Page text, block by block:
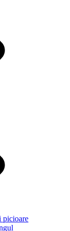
picioare